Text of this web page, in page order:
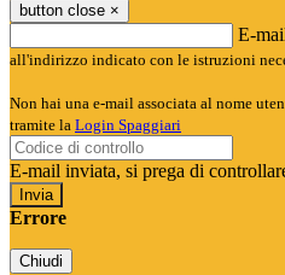
button close ×
E-
all'indirizzo indicato con le istruzioni
Non hai una e-mail associata al nome
tramite la Login Spaggiari
E-mail inviata, si prega di
Errore
Chiudi